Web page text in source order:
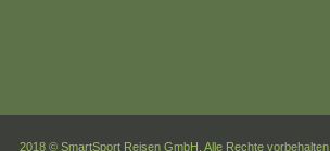
2018 © SmartSport Reisen GmbH. Alle Rechte vorbehalten